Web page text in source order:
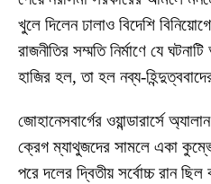
খুলে দিলেন ঢালাও বিদেশি
রাজনীতির সম্মতি নির্মাণে যে
হাজির হল, তা হল নব্য-
জোহানেসবার্গের ওয়ান্ডারার্সে
ক্রেগ ম্যাথুজদের সামলে একা
পরে দলের দ্বিতীয় সর্বোচ্চ রান